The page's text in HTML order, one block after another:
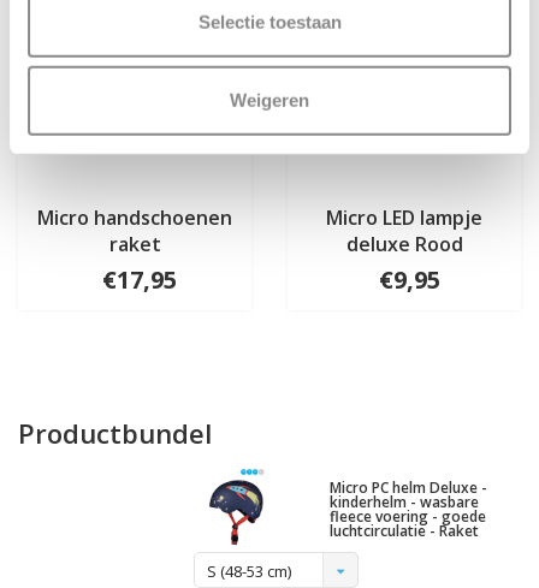
Selectie toestaan
Weigeren
Micro handschoenen
raket
€17,95
Micro LED lampje
deluxe Rood
€9,95
Productbundel
Micro PC helm Deluxe -
kinderhelm - wasbare
fleece voering - goede
luchtcirculatie - Raket
S (48-53 cm)